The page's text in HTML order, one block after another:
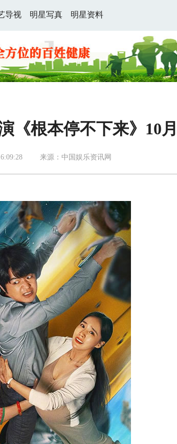
导视 明星写真 明星资料
《根本停不下来》10
来源：中国娱乐资讯网